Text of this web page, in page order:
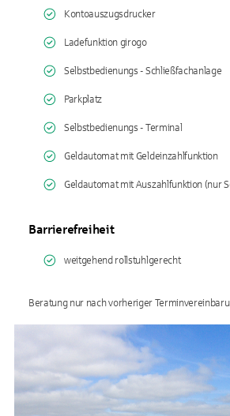
Kontoauszugsdrucker
Ladefunktion girogo
Selbstbedienungs - Schließfachanlage
Parkplatz
Selbstbedienungs - Terminal
Geldautomat mit Geldeinzahlfunktion
Geldautomat mit Auszahlfunktion (nur
Barrierefreiheit
weitgehend rollstuhlgerecht
Beratung nur nach vorheriger